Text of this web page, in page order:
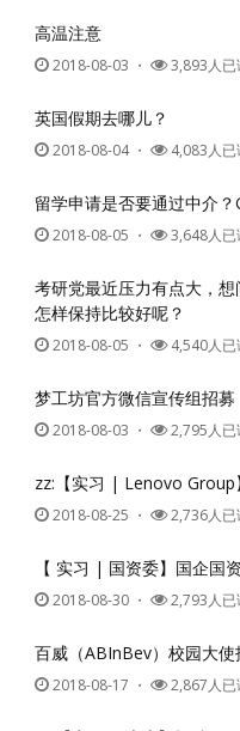
高温注意
2018-08-03 ・ 3,893人已
英国假期去哪儿？
2018-08-04・ 4,083人已
留学申请是否要通过中介？
2018-08-05 ・ 3,648人已
考研党最近压力有点大，
怎样保持比较好呢？
2018-08-05 ・ 4,540人已
梦工坊官方微信宣传组招募
2018-08-03 ・ 2,795人已
zz:【实习 | Lenovo Group
2018-08-25 ・ 2,736人已
【 实习 | 国资委】国企国
2018-08-30 ・ 2,793人已
百威（ABInBev）校园大使
2018-08-17 ・ 2,867人已